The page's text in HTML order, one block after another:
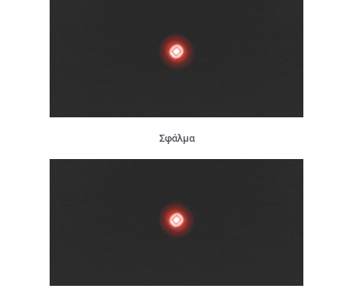
Σφάλμα